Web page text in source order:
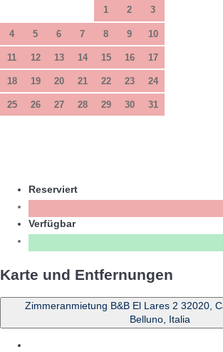
1 2 3
4 5 6 7 8 9 10
11 12 13 14 15 16 17
18 19 20 21 22 23 24
25 26 27 28 29 30 31
Reserviert
Verfügbar
Karte und Entfernungen
Zimmeranmietung B&B El Lares 2 32020,
Belluno, Italia